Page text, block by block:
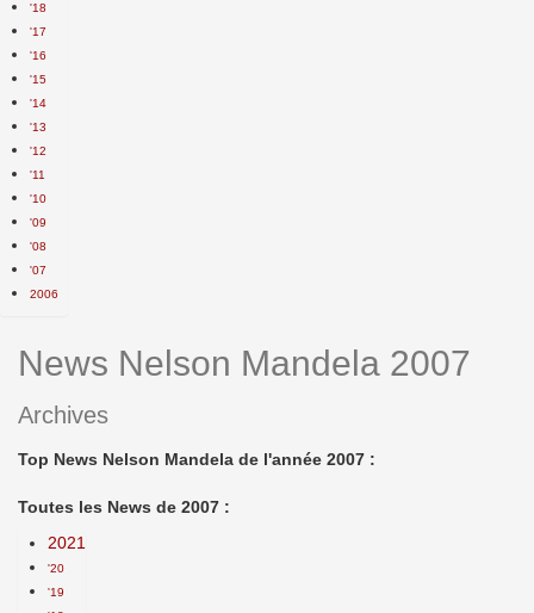
'18
'17
'16
'15
'14
'13
'12
'11
'10
'09
'08
'07
2006
News Nelson Mandela 2007
Archives
Top News Nelson Mandela de l'année 2007 :
Toutes les News de 2007 :
2021
'20
'19